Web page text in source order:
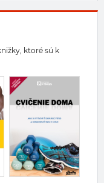
ktoré sú k